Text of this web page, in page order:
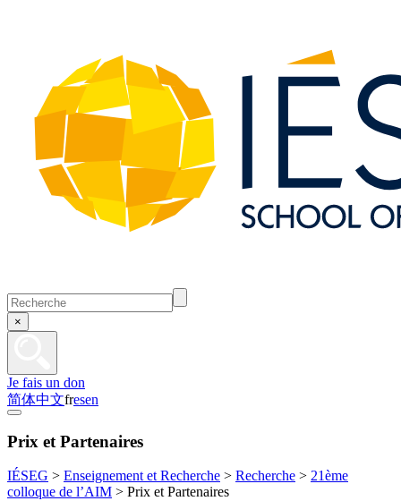
×
Je fais un don
简体中文fresen
Prix et Partenaires
IÉSEG > Enseignement et Recherche > Recherche > 21ème
colloque de l’AIM > Prix et Partenaires